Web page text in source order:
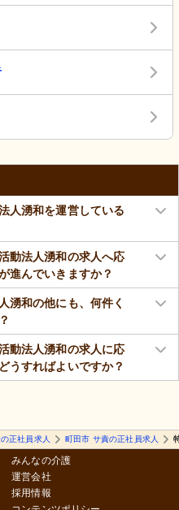
人湧和を運営している
動法人湧和の求人へ応
進んでいきますか？
湧和の他にも、何件く
動法人湧和の求人に応
うすればよいですか？
正社員求人 町田市 サ責の正社員求人
みんなの介護
運営会社
採用情報